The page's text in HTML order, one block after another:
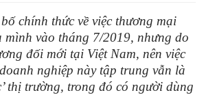
chính thức về việc thương mại
mình vào tháng 7/2019, nhưng do
đối mới tại Việt Nam, nên việc
nghiệp này tập trung vẫn là
thị trường, trong đó có người dùng